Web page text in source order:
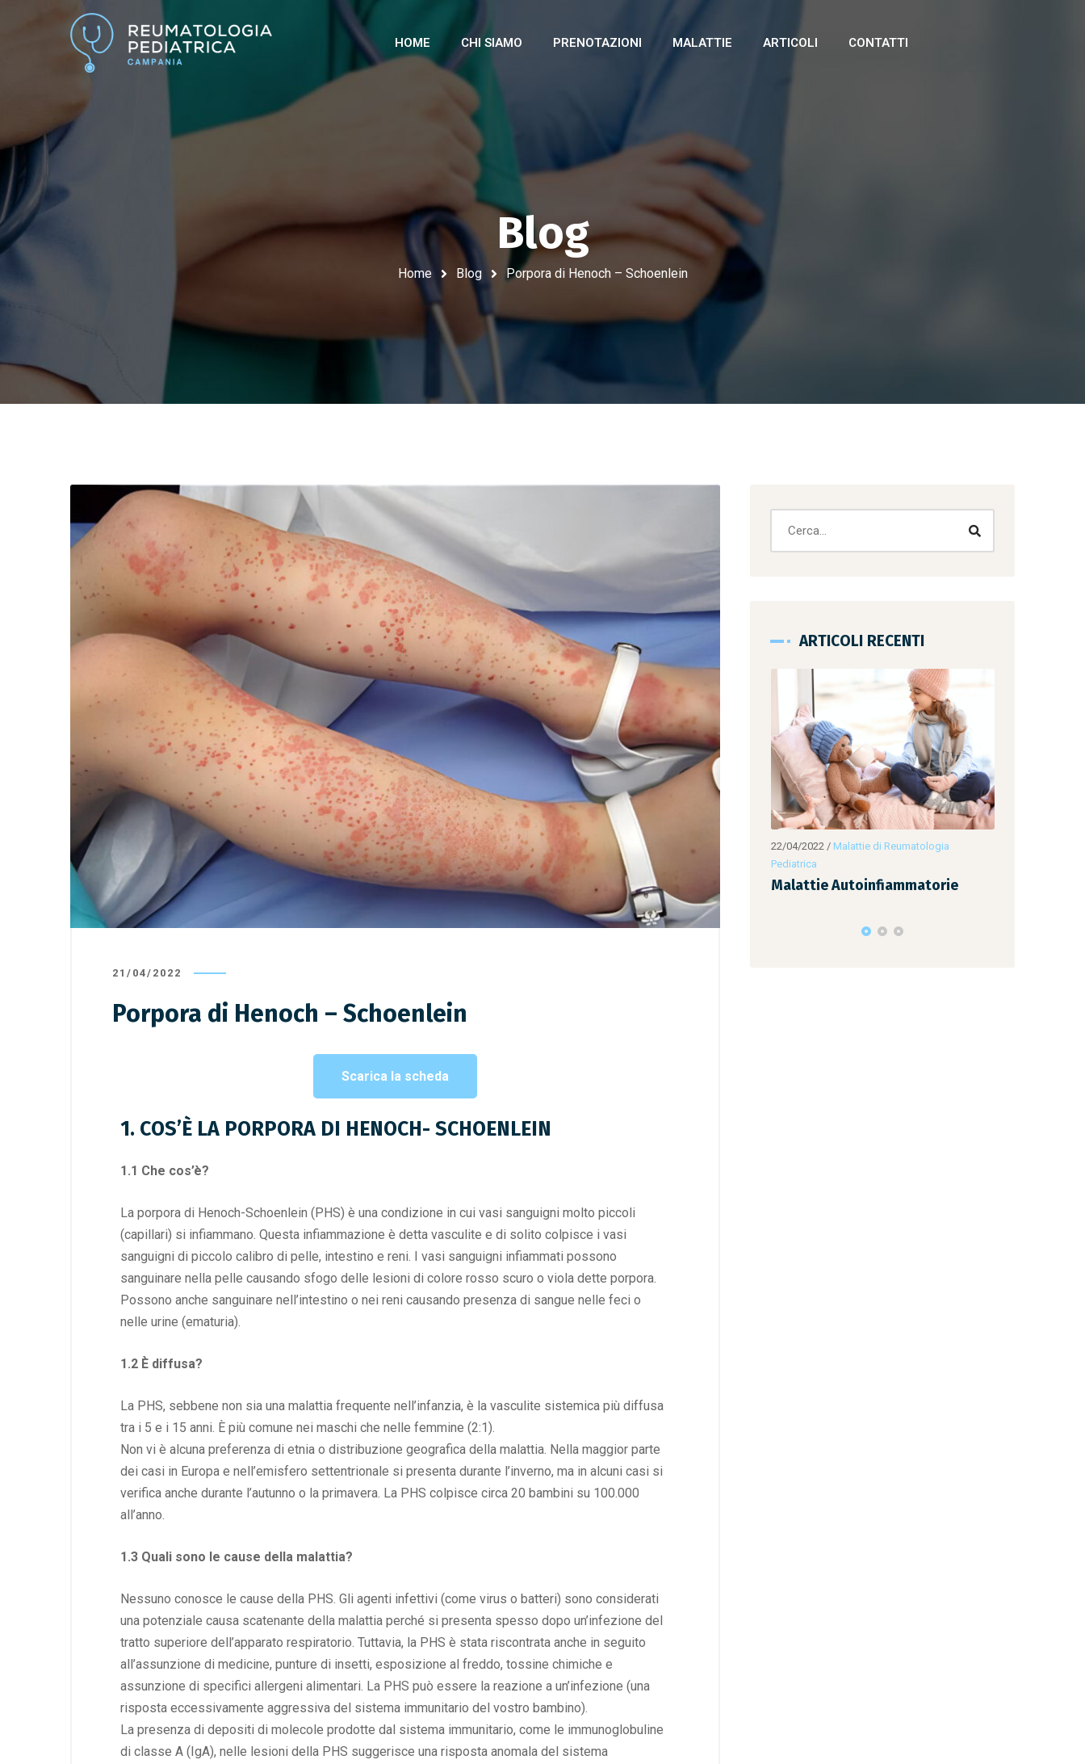
HOME CHI SIAMO PRENOTAZIONI MALATTIE ARTICOLI CONTATTI
Blog
Home Blog Porpora di Henoch – Schoenlein
21/04/2022
Porpora di Henoch – Schoenlein
Scarica la scheda
1. COS’È LA PORPORA DI HENOCH- SCHOENLEIN
1.1 Che cos’è?
La porpora di Henoch-Schoenlein (PHS) è una condizione in cui vasi sanguigni molto piccoli
(capillari) si infiammano. Questa infiammazione è detta vasculite e di solito colpisce i vasi
sanguigni di piccolo calibro di pelle, intestino e reni. I vasi sanguigni infiammati possono
sanguinare nella pelle causando sfogo delle lesioni di colore rosso scuro o viola dette porpora.
Possono anche sanguinare nell’intestino o nei reni causando presenza di sangue nelle feci o
nelle urine (ematuria).
1.2 È diffusa?
La PHS, sebbene non sia una malattia frequente nell’infanzia, è la vasculite sistemica più diffusa
tra i 5 e i 15 anni. È più comune nei maschi che nelle femmine (2:1).
Non vi è alcuna preferenza di etnia o distribuzione geografica della malattia. Nella maggior parte
dei casi in Europa e nell’emisfero settentrionale si presenta durante l’inverno, ma in alcuni casi si
verifica anche durante l’autunno o la primavera. La PHS colpisce circa 20 bambini su 100.000
all’anno.
1.3 Quali sono le cause della malattia?
Nessuno conosce le cause della PHS. Gli agenti infettivi (come virus o batteri) sono considerati
una potenziale causa scatenante della malattia perché si presenta spesso dopo un’infezione del
tratto superiore dell’apparato respiratorio. Tuttavia, la PHS è stata riscontrata anche in seguito
all’assunzione di medicine, punture di insetti, esposizione al freddo, tossine chimiche e
assunzione di specifici allergeni alimentari. La PHS può essere la reazione a un’infezione (una
risposta eccessivamente aggressiva del sistema immunitario del vostro bambino).
La presenza di depositi di molecole prodotte dal sistema immunitario, come le immunoglobuline
di classe A (IgA), nelle lesioni della PHS suggerisce una risposta anomala del sistema
ARTICOLI RECENTI
22/04/2022 Malattie Autoinfiammatorie
Malattie di Reumatologia Pediatrica
Febbre Iberniana Familiare (o
TRAPS)
22/04/2022 / Malattie Autoinfiammatorie
Malattie di Reumatologia Pediatrica
Febbre Periodica con Aftosi,
Adenite e Faringite (PFAPA)
22/04/2022
Malattie di Reumatologia
Pediatrica
Malattie Autoinfiammatorie
22/04/2022 / Malattie Autoinfiammatorie
Malattie di Reumatologia Pediatrica
Febbre Iberniana Familiare (o